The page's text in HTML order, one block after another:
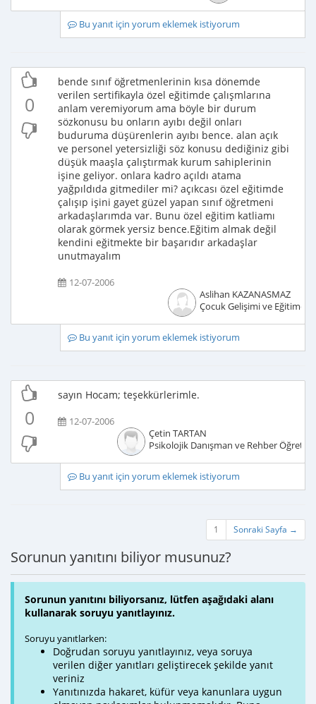
Bu yanıt için yorum eklemek istiyorum
0
bende sınıf öğretmenlerinin kısa dönemde
verilen sertifikayla özel eğitimde çalışmlarına
anlam veremiyorum ama böyle bir durum
sözkonusu bu onların ayıbı değil onları
buduruma düşürenlerin ayıbı bence. alan açık
ve personel yetersizliği söz konusu dediğiniz gibi
düşük maaşla çalıştırmak kurum sahiplerinin
işine geliyor. onlara kadro açıldı atama
yağpıldıda gitmediler mi? açıkcası özel eğitimde
çalışıp işini gayet güzel yapan sınıf öğretmeni
arkadaşlarımda var. Bunu özel eğitim katliamı
olarak görmek yersiz bence.Eğitim almak değil
kendini eğitmekte bir başarıdır arkadaşlar
unutmayalım
12-07-2006
Aslihan KAZANASMAZ
Çocuk Gelişimi ve Eğitimcisi
Bu yanıt için yorum eklemek istiyorum
0
sayın Hocam; teşekkürlerimle.
12-07-2006
Çetin TARTAN
Psikolojik Danışman ve Rehber
Bu yanıt için yorum eklemek istiyorum
1 Sonraki Sayfa →
Sorunun yanıtını biliyor musunuz?
Sorunun yanıtını biliyorsanız, lütfen aşağıdaki alanı
kullanarak soruyu yanıtlayınız.
Soruyu yanıtlarken:
Doğrudan soruyu yanıtlayınız, veya soruya
verilen diğer yanıtları geliştirecek şekilde yanıt
veriniz
Yanıtınızda hakaret, küfür veya kanunlara uygun